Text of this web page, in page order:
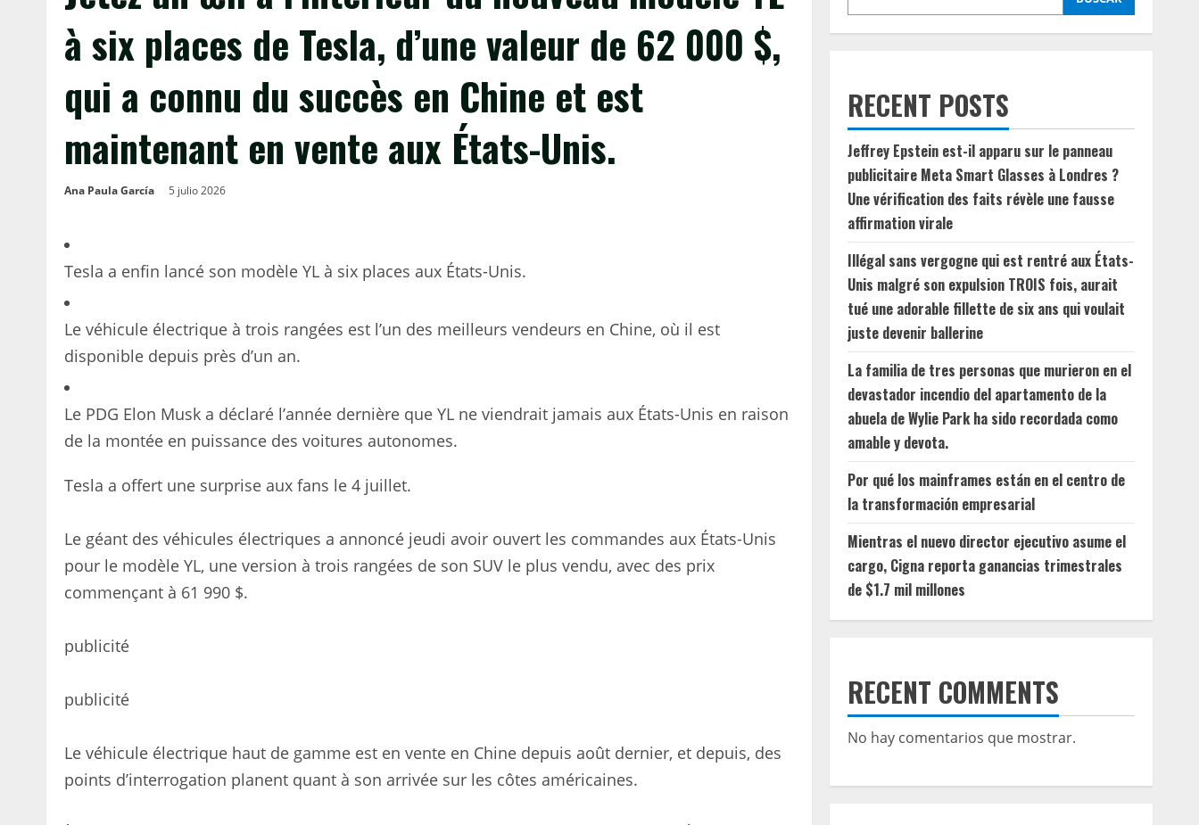
à six places de Tesla, d’une valeur de 62 000 $,
qui a connu du succès en Chine et est
maintenant en vente aux États-Unis.
Ana Paula García 5 julio 2026
Tesla a enfin lancé son modèle YL à six places aux États-Unis.
Le véhicule électrique à trois rangées est l’un des meilleurs vendeurs en Chine, où il est
disponible depuis près d’un an.
Le PDG Elon Musk a déclaré l’année dernière que YL ne viendrait jamais aux États-Unis en raison
de la montée en puissance des voitures autonomes.
Tesla a offert une surprise aux fans le 4 juillet.
Le géant des véhicules électriques a annoncé jeudi avoir ouvert les commandes aux États-Unis
pour le modèle YL, une version à trois rangées de son SUV le plus vendu, avec des prix
commençant à 61 990 $.
publicité
publicité
Le véhicule électrique haut de gamme est en vente en Chine depuis août dernier, et depuis, des
points d’interrogation planent quant à son arrivée sur les côtes américaines.
RECENT POSTS
Jeffrey Epstein est-il apparu sur le panneau
publicitaire Meta Smart Glasses à Londres ?
Une vérification des faits révèle une fausse
affirmation virale
Illégal sans vergogne qui est rentré aux États-
Unis malgré son expulsion TROIS fois, aurait
tué une adorable fillette de six ans qui voulait
juste devenir ballerine
La familia de tres personas que murieron en el
devastador incendio del apartamento de la
abuela de Wylie Park ha sido recordada como
amable y devota.
Por qué los mainframes están en el centro de
la transformación empresarial
Mientras el nuevo director ejecutivo asume el
cargo, Cigna reporta ganancias trimestrales
de $1.7 mil millones
RECENT COMMENTS
No hay comentarios que mostrar.